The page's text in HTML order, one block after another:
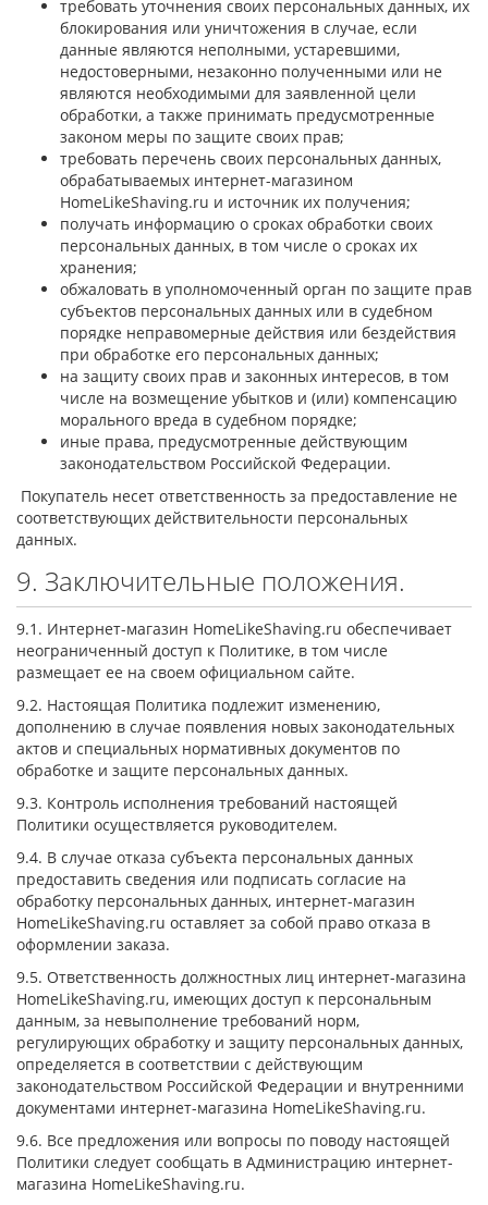
требовать уточнения своих персональных данных, их
блокирования или уничтожения в случае, если
данные являются неполными, устаревшими,
недостоверными, незаконно полученными или не
являются необходимыми для заявленной цели
обработки, а также принимать предусмотренные
законом меры по защите своих прав;
требовать перечень своих персональных данных,
обрабатываемых интернет-магазином
HomeLikeShaving.ru и источник их получения;
получать информацию о сроках обработки своих
персональных данных, в том числе о сроках их
хранения;
обжаловать в уполномоченный орган по защите прав
субъектов персональных данных или в судебном
порядке неправомерные действия или бездействия
при обработке его персональных данных;
на защиту своих прав и законных интересов, в том
числе на возмещение убытков и (или) компенсацию
морального вреда в судебном порядке;
иные права, предусмотренные действующим
законодательством Российской Федерации.
Покупатель несет ответственность за предоставление не
соответствующих действительности персональных
данных.
9. Заключительные положения.
9.1. Интернет-магазин HomeLikeShaving.ru обеспечивает
неограниченный доступ к Политике, в том числе
размещает ее на своем официальном сайте.
9.2. Настоящая Политика подлежит изменению,
дополнению в случае появления новых законодательных
актов и специальных нормативных документов по
обработке и защите персональных данных.
9.3. Контроль исполнения требований настоящей
Политики осуществляется руководителем.
9.4. В случае отказа субъекта персональных данных
предоставить сведения или подписать согласие на
обработку персональных данных, интернет-магазин
HomeLikeShaving.ru оставляет за собой право отказа в
оформлении заказа.
9.5. Ответственность должностных лиц интернет-магазина
HomeLikeShaving.ru, имеющих доступ к персональным
данным, за невыполнение требований норм,
регулирующих обработку и защиту персональных данных,
определяется в соответствии с действующим
законодательством Российской Федерации и внутренними
документами интернет-магазина HomeLikeShaving.ru.
9.6. Все предложения или вопросы по поводу настоящей
Политики следует сообщать в Администрацию интернет-
магазина HomeLikeShaving.ru.